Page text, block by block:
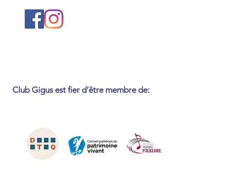
Club Gigus est fier d’être membrede: